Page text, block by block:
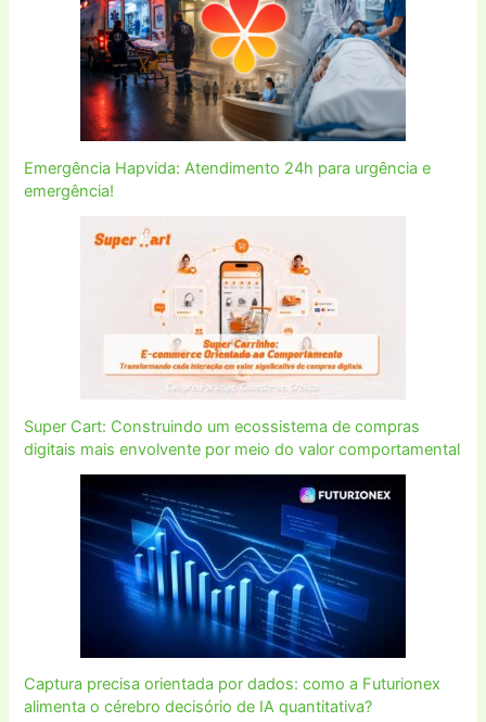
Emergência Hapvida: Atendimento 24h para urgência e
emergência!
Super Cart: Construindo um ecossistema de compras
digitais mais envolvente por meio do valor comportamental
Captura precisa orientada por dados: como a Futurionex
alimenta o cérebro decisório de IA quantitativa?